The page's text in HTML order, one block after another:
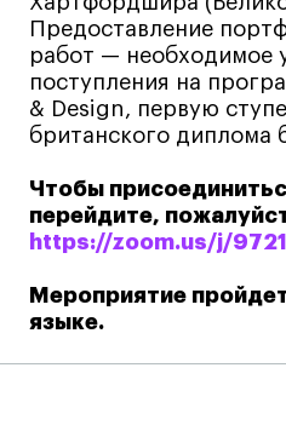
Ресурсы
Партнеры
Связи с индустрией
Вакансии
Поступающим
Условия поступления
Стоимость обучения
Иностранным
Предоставление
работ — необходимое
поступления на
& Design, первую
британского диплома
Чтобы
перейдите,
https://zoom.us/j/
Мероприятие
языке.